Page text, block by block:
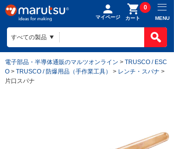
マイページ カート
0
MENU
電子部品・半導体通販のマルツオンライン > TRUSCO / ESC
O > TRUSCO / 防爆用品（手作業工具） > レンチ・スパナ >
片口スパナ